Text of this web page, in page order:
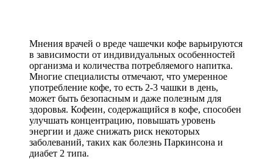
Мнения врачей о вреде чашечки кофе варьируются
в зависимости от индивидуальных особенностей
организма и количества потребляемого напитка.
Многие специалисты отмечают, что умеренное
употребление кофе, то есть 2-3 чашки в день,
может быть безопасным и даже полезным для
здоровья. Кофеин, содержащийся в кофе, способен
улучшать концентрацию, повышать уровень
энергии и даже снижать риск некоторых
заболеваний, таких как болезнь Паркинсона и
диабет 2 типа.